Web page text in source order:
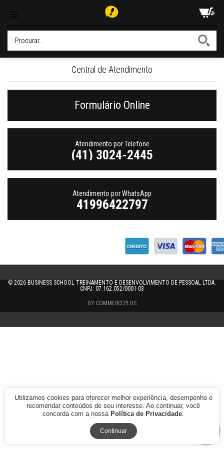
Central de Atendimento
Formulário Online
Atendimento por Telefone
(41) 3024-2445
Atendimento por WhatsApp
41996422797
© 2026 BUSINESS SCHOOL TREINAMENTO E DESENVOLVIMENTO DE PESSOAL LTDA.
CNPJ: 07.162.052/0001-03
BY COMMERCEPLUS
Utilizamos cookies para oferecer melhor experiência, desempenho e
recomendar conteúdos de seu interesse. Ao continuar, você
concorda com a nossa Política de Privacidade.
Continuar